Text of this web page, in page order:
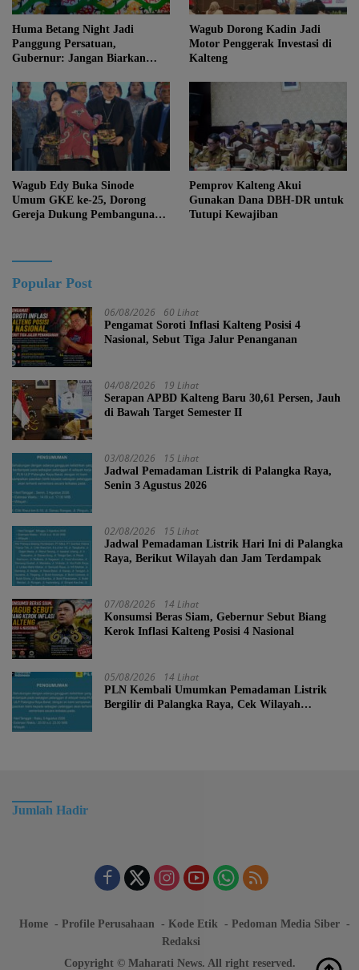
Huma Betang Night Jadi
Panggung Persatuan,
Gubernur: Jangan Biarkan
Kalteng
Wagub Dorong Kadin Jadi
Motor Penggerak Investasi di
Kalteng
Wagub Edy Buka Sinode
Umum GKE ke-25, Dorong
Gereja Dukung Pembangunan
Pemprov Kalteng Akui
Gunakan Dana DBH-DR untuk
Tutupi Kewajiban
Popular Post
06/08/2026 60 Lihat
Pengamat Soroti Inflasi Kalteng Posisi 4
Nasional, Sebut Tiga Jalur Penanganan
04/08/2026 19 Lihat
Serapan APBD Kalteng Baru 30,61 Persen, Jauh
di Bawah Target Semester II
03/08/2026 15 Lihat
Jadwal Pemadaman Listrik di Palangka Raya,
Senin 3 Agustus 2026
02/08/2026 15 Lihat
Jadwal Pemadaman Listrik Hari Ini di Palangka
Raya, Berikut Wilayah dan Jam Terdampak
07/08/2026 14 Lihat
Konsumsi Beras Siam, Gebernur Sebut Biang
Kerok Inflasi Kalteng Posisi 4 Nasional
05/08/2026 14 Lihat
PLN Kembali Umumkan Pemadaman Listrik
Bergilir di Palangka Raya, Cek Wilayah
Jumlah Hadir
Home Profile Perusahaan Kode Etik
Pedoman Media Siber
Redaksi
Copyright © Maharati News. All right reserved.